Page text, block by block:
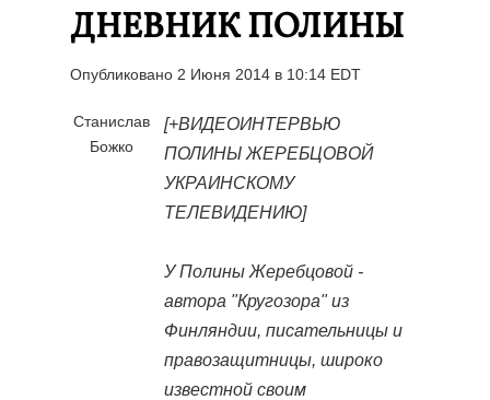
ДНЕВНИК ПОЛИНЫ
Опубликовано 2 Июня 2014 в 10:14 EDT
Станислав
Божко
[+ВИДЕОИНТЕРВЬЮ
ПОЛИНЫ ЖЕРЕБЦОВОЙ
УКРАИНСКОМУ
ТЕЛЕВИДЕНИЮ]
У Полины Жеребцовой -
автора "Кругозора" из
Финляндии, писательницы и
правозащитницы, широко
известной своим